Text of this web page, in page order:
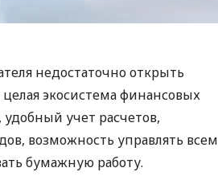
недостаточно открыть
экосистема финансовых
учет расчетов,
возможность управлять всем
бумажную работу.